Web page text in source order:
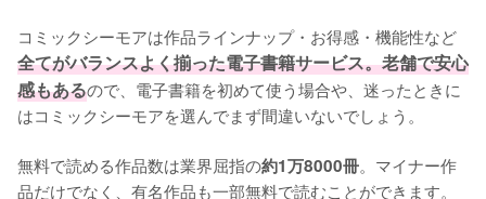
コミックシーモアは作品ラインナップ・お得感・機能性など
全てがバランスよく揃った電子書籍サービス。老舗で安心
感もあるので、電子書籍を初めて使う場合や、迷ったときに
はコミックシーモアを選んでまず間違いないでしょう。
無料で読める作品数は業界屈指の約1万8000冊。マイナー作
品だけでなく、有名作品も一部無料で読むことができます。